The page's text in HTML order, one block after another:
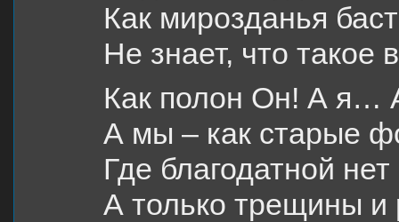
Как мирозданья
Не знает, что такое
Как полон Он! А
А мы – как старые
Где благодатной
А только трещины и